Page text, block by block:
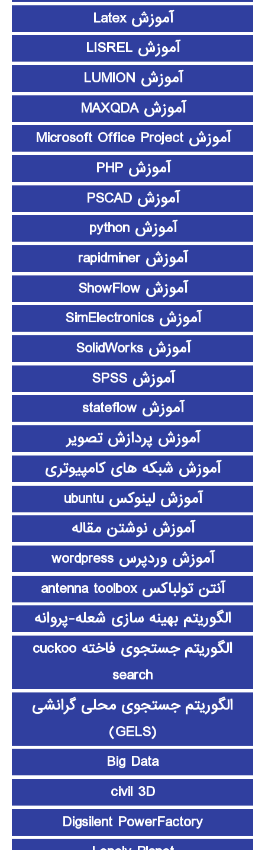
آموزش Latex
آموزش LISREL
آموزش LUMION
آموزش MAXQDA
آموزش Microsoft Office Project
آموزش PHP
آموزش PSCAD
آموزش python
آموزش rapidminer
آموزش ShowFlow
آموزش SimElectronics
آموزش SolidWorks
آموزش SPSS
آموزش stateflow
آموزش پردازش تصویر
آموزش شبکه های کامپیوتری
آموزش لینوکس ubuntu
آموزش نوشتن مقاله
آموزش وردپرس wordpress
آنتن تولباکس antenna toolbox
الگوریتم بهینه سازی شعله-پروانه
الگوریتم جستجوی فاخته cuckoo
search
الگوریتم جستجوی محلی گرانشی
(GELS)
Big Data
civil 3D
Digsilent PowerFactory